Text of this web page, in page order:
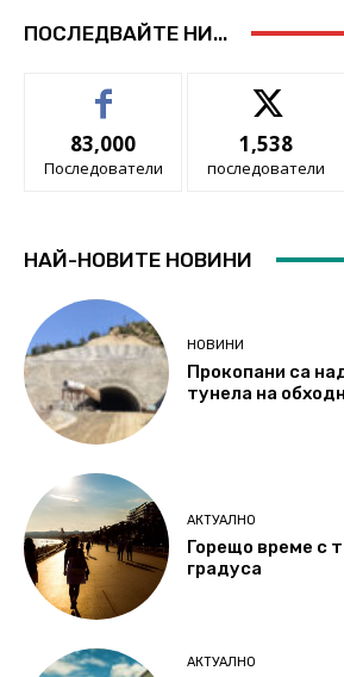
ПОСЛЕДВАЙТЕ НИ...
83,000
Последователи
1,538
последователи
НАЙ-НОВИТЕ НОВИНИ
НОВИНИ
Прокопани са
тунела на
АКТУАЛНО
Горещо време с
градуса
АКТУАЛНО